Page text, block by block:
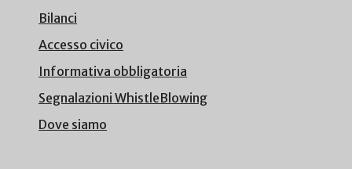
Bilanci
Accesso civico
Informativa obbligatoria
Segnalazioni WhistleBlowing
Dove siamo